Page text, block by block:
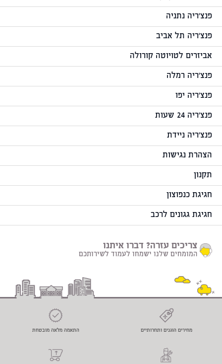
פנצ'ריה נתניה
פנצ'ריה תל אביב
אביזרים לטויוטה קורולה
פנצ'ריה רמלה
פנצ'ריה יפו
פנצ'ריה 24 שעות
פנצ'ריה ניידת
הצהרת נגישות
תקנון
חגיגת כנפוצון
חגיגת גגונים לרכב
צריכים עזרה? דברו איתנו
המומחים שלנו ישמחו לעמוד לשירותכם
מחירים הוגנים ותחרותיים התאמה מלאה מובטחת